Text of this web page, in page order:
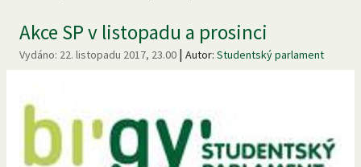
Akce SP v listopadu a prosinci
Vydáno: 22. listopadu 2017, 23.00 | Autor: Studentský parlament